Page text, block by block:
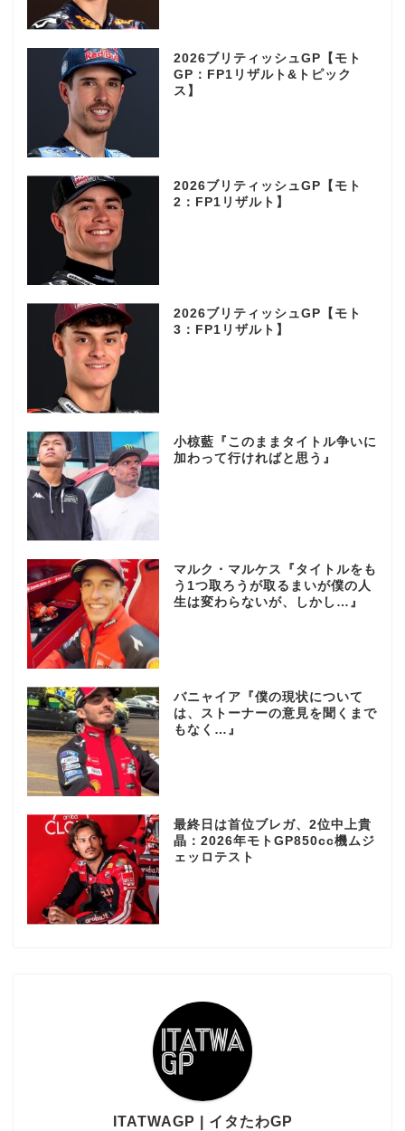
2026ブリティッシュGP【モト
GP：FP1リザルト&トピック
ス】
2026ブリティッシュGP【モト
2：FP1リザルト】
2026ブリティッシュGP【モト
3：FP1リザルト】
小椋藍『このままタイトル争いに
加わって行ければと思う』
マルク・マルケス『タイトルをも
う1つ取ろうが取るまいが僕の人
生は変わらないが、しかし…』
バニャイア『僕の現状について
は、ストーナーの意見を聞くまで
もなく…』
最終日は首位ブレガ、2位中上貴
晶：2026年モトGP850cc機ムジ
ェッロテスト
ITATWAGP | イタたわGP